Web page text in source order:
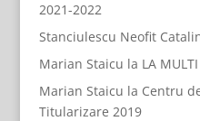
2021-2022
Stanciulescu Neofit
Marian Staicu la LA
Marian Staicu la Centru
Titularizare 2019